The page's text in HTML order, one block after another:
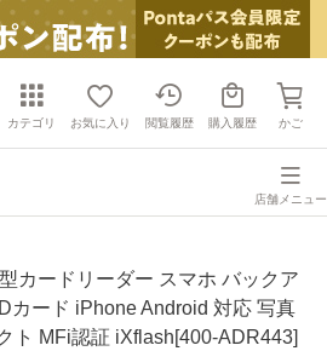
カテゴリ お気に入り 閲覧履歴 購入履歴 かご
店舗メニュー
カードリーダー スマホ バックア
カード iPhone Android 対応 写真
ト MFi認証 iXflash[400-ADR443]